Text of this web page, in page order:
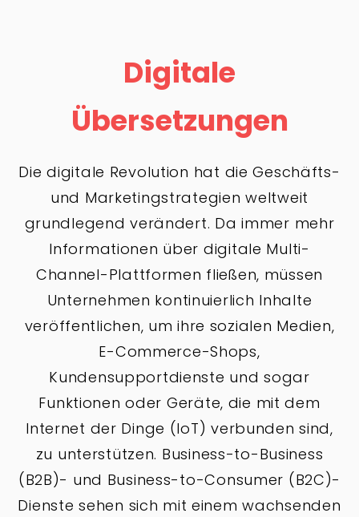
Digitale
Übersetzungen
Die digitale Revolution hat die Geschäfts-
und Marketingstrategien weltweit
grundlegend verändert. Da immer mehr
Informationen über digitale Multi-
Channel-Plattformen fließen, müssen
Unternehmen kontinuierlich Inhalte
veröffentlichen, um ihre sozialen Medien,
E-Commerce-Shops,
Kundensupportdienste und sogar
Funktionen oder Geräte, die mit dem
Internet der Dinge (IoT) verbunden sind,
zu unterstützen. Business-to-Business
(B2B)- und Business-to-Consumer (B2C)-
Dienste sehen sich mit einem wachsenden